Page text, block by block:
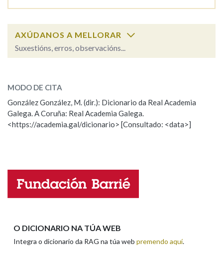
Nos exemplos
OUTRAS OPCIÓNS DE BUSCA
Marcas gramaticais
AXÚDANOS A MELLORAR
Suxestións, erros, observacións...
ESCOLLE UNHA OPCIÓN:
Observación Hai un erro na palabra
Propoño mellorar a definición
Nome
MODO DE CITA
González González, M. (dir.): Dicionario da Real Academia
Galega. A Coruña: Real Academia Galega.
<https://academia.gal/dicionario> [Consultado: <data>]
O DICIONARIO NA TÚA WEB
Integra o dicionario da RAG na túa web premendo aquí.